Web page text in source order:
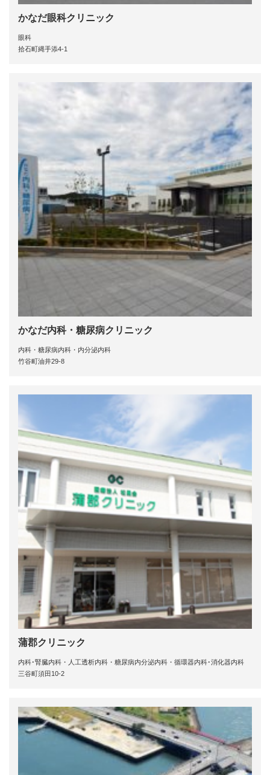
かなだ眼科クリニック
眼科
拾石町縄手添4-1
かなだ内科・糖尿病クリニック
内科・糖尿病内科・内分泌内科
竹谷町油井29-8
蒲郡クリニック
内科･腎臓内科・人工透析内科・糖尿病内分泌内科・循環器内科･消化器内科
三谷町須田10-2